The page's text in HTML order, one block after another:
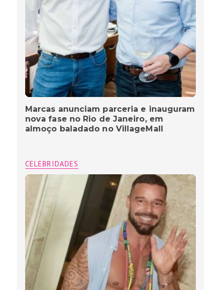
Marcas anunciam parceria e inauguram
nova fase no Rio de Janeiro, em
almoço baladado no VillageMall
CELEBRIDADES